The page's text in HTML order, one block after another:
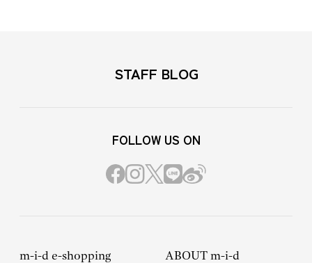
STAFF BLOG
FOLLOW US ON
m-i-d e-shopping ABOUT m-i-d